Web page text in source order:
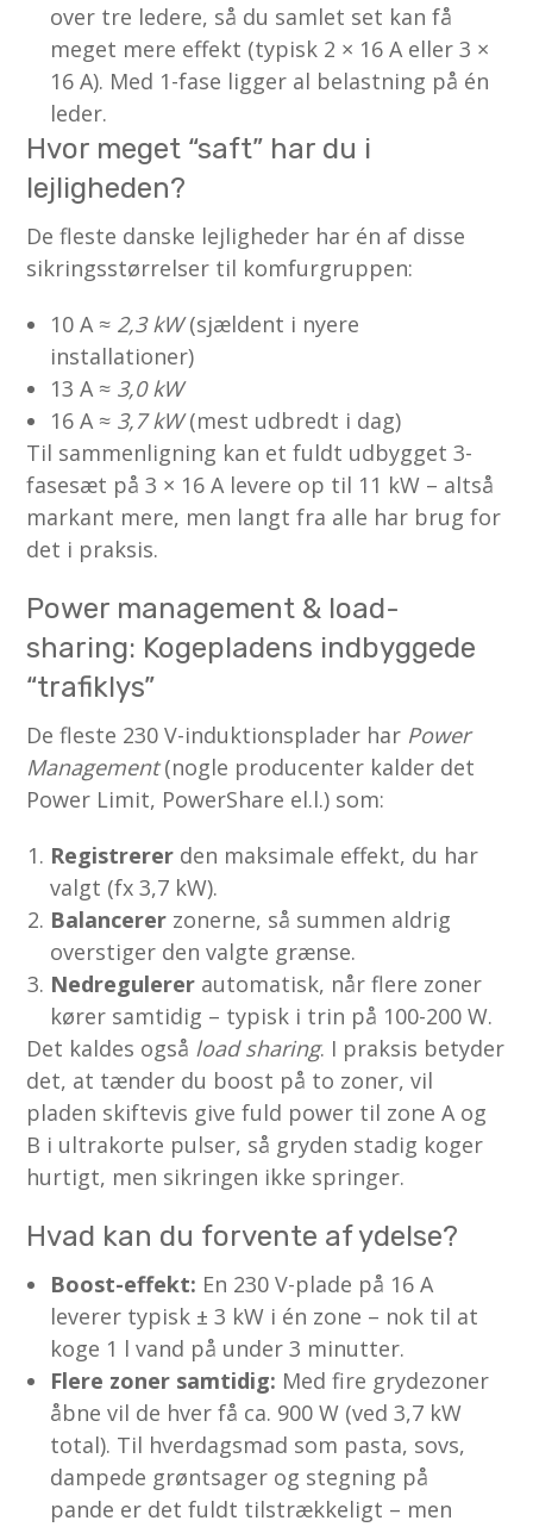
over tre ledere, så du samlet set kan få
meget mere effekt (typisk 2 × 16 A eller 3 ×
16 A). Med 1-fase ligger al belastning på én
leder.
Hvor meget “saft” har du i
lejligheden?
De fleste danske lejligheder har én af disse
sikringsstørrelser til komfurgruppen:
10 A ≈ 2,3 kW(sjældent i nyere
installationer)
13 A ≈ 3,0 kW
16 A ≈ 3,7 kW(mest udbredt i dag)
Til sammenligning kan et fuldt udbygget 3-
fasesæt på 3 × 16 A levere op til 11 kW – altså
markant mere, men langt fra alle har brug for
det i praksis.
Power management & load-
sharing: Kogepladens indbyggede
“trafiklys”
De fleste 230 V-induktionsplader har Power
Management(nogle producenter kalder det
Power Limit, PowerShare el.l.) som:
Registrerer den maksimale effekt, du har
valgt (fx 3,7 kW).
Balancerer zonerne, så summen aldrig
overstiger den valgte grænse.
Nedregulerer automatisk, når flere zoner
kører samtidig – typisk i trin på 100-200 W.
Det kaldes også load sharing. I praksis betyder
det, at tænder du boost på to zoner, vil
pladen skiftevis give fuld power til zone A og
B i ultrakorte pulser, så gryden stadig koger
hurtigt, men sikringen ikke springer.
Hvad kan du forvente af ydelse?
Boost-effekt: En 230 V-plade på 16 A
leverer typisk ± 3 kW i én zone – nok til at
koge 1 l vand på under 3 minutter.
Flere zoner samtidig: Med fire grydezoner
åbne vil de hver få ca. 900 W (ved 3,7 kW
total). Til hverdagsmad som pasta, sovs,
dampede grøntsager og stegning på
pande er det fuldt tilstrækkeligt – men